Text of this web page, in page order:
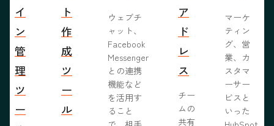
イ
ン
管
理
ツ
ー
ト
作
成
ツ
ー
ル
ウェブチ
ャット、
Facebook
Messenger
との連携
機能など
を活用す
ること
ア
ド
レ
ス
チー
ムの
共有
マーケ
ティン
グ、営
業、カ
スタマ
ーサー
ビスと
いった